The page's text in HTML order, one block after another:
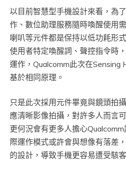
以目前智慧型手機設計來看，為
作、數位助理服務隨時喚醒使用
喇叭等元件都是保持以低功耗形
使用者特定喚醒詞、聲控指令時
運作，Qualcomm此次在Sensing
基於相同原理。
只是此次採用元件畢竟與鏡頭拍
應清晰影像拍攝，對許多人而言
更何況會有更多人擔心
際運作模式或許會與想像有落差
的設計，導致手機更容易遭受駭